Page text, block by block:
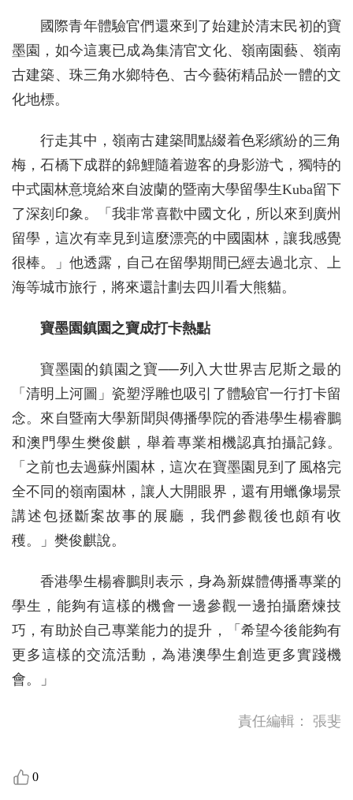
國際青年體驗官們還來到了始建於清末民初的寶
墨園，如今這裏已成為集清官文化、嶺南園藝、嶺南
古建築、珠三角水鄉特色、古今藝術精品於一體的文
化地標。
行走其中，嶺南古建築間點綴着色彩繽紛的三角
梅，石橋下成群的錦鯉隨着遊客的身影游弋，獨特的
中式園林意境給來自波蘭的暨南大學留學生Kuba留下
了深刻印象。「我非常喜歡中國文化，所以來到廣州
留學，這次有幸見到這麼漂亮的中國園林，讓我感覺
很棒。」他透露，自己在留學期間已經去過北京、上
海等城市旅行，將來還計劃去四川看大熊貓。
寶墨園鎮園之寶成打卡熱點
寶墨園的鎮園之寶──列入大世界吉尼斯之最的
「清明上河圖」瓷塑浮雕也吸引了體驗官一行打卡留
念。來自暨南大學新聞與傳播學院的香港學生楊睿鵬
和澳門學生樊俊麒，舉着專業相機認真拍攝記錄。
「之前也去過蘇州園林，這次在寶墨園見到了風格完
全不同的嶺南園林，讓人大開眼界，還有用蠟像場景
講述包拯斷案故事的展廳，我們參觀後也頗有收
穫。」樊俊麒說。
香港學生楊睿鵬則表示，身為新媒體傳播專業的
學生，能夠有這樣的機會一邊參觀一邊拍攝磨煉技
巧，有助於自己專業能力的提升，「希望今後能夠有
更多這樣的交流活動，為港澳學生創造更多實踐機
會。」
責任編輯： 張斐
0